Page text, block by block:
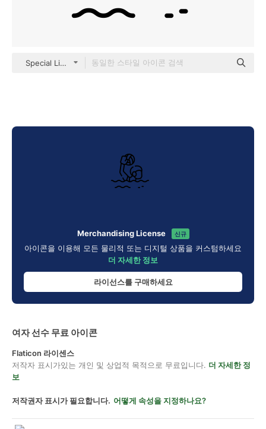
Special Lineal
Merchandising License 신규
아이콘을 이용해 모든 물리적 또는 디지털 상품을 커스텀하세요
더 자세한 정보
라이선스를 구매하세요
여자 선수 무료 아이콘
Flaticon 라이센스
저작자 표시가있는 개인 및 상업적 목적으로 무료입니다. 더 자세한 정
보
저작권자 표시가 필요합니다. 어떻게 속성을 지정하나요?